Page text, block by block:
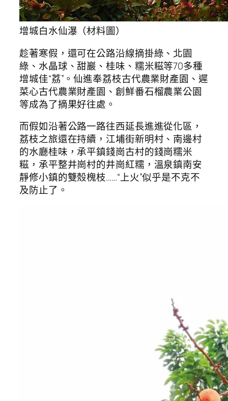
增城白水仙瀑（材料圖）
趁著寒假，還可在公路沿線摘掛綠、北園
綠、水晶球、甜巖、桂味、糯米糍等70多種
增城佳“荔”。仙進奉荔枝古代農業財產園、遲
菜心古代農業財產園、創鮮番石榴農業公園
等成為了摘果好往處。
而假如沿著公路一路往西延長進進從化區，
荔枝之旅還在持續，江埔街新明村、南邊村
的水廳桂味，承平鎮錢崗古村的錢崗糯米
糍，承平整井崗村的井崗紅糯，溫泉鎮南安
靜修小鎮的雙殼槐枝……“上火”似乎是不克不
及防止了。